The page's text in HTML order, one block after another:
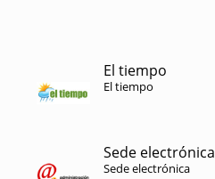
El tiempo
El tiempo
Sede electrónica
Sede electrónica